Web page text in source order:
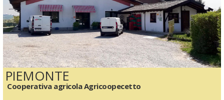
PIEMONTE
Cooperativa agricola Agricoopecetto